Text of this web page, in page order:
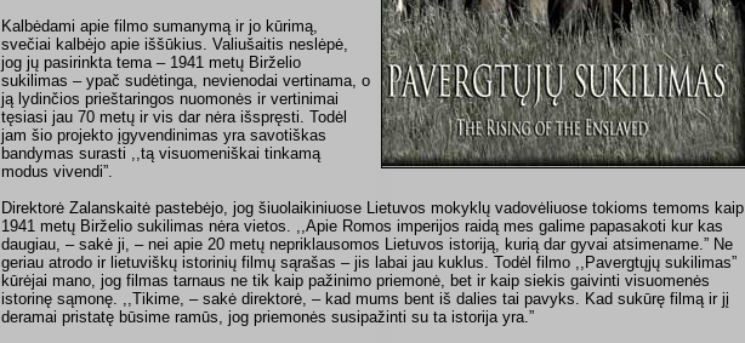
Kalbėdami apie filmo sumanymą ir jo kūrimą,
svečiai kalbėjo apie iššūkius. Valiušaitis neslėpė,
jog jų pasirinkta tema – 1941 metų Birželio
sukilimas – ypač sudėtinga, nevienodai vertinama, o
ją lydinčios prieštaringos nuomonės ir vertinimai
tęsiasi jau 70 metų ir vis dar nėra išspręsti. Todėl
jam šio projekto įgyvendinimas yra savotiškas
bandymas surasti ,,tą visuomeniškai tinkamą
modus vivendi”.
Direktorė Zalanskaitė pastebėjo, jog šiuolaikiniuose Lietuvos mokyklų vadovėliuose tokioms temoms kaip
1941 metų Birželio sukilimas nėra vietos. ,,Apie Romos imperijos raidą mes galime papasakoti kur kas
daugiau, – sakė ji, – nei apie 20 metų nepriklausomos Lietuvos istoriją, kurią dar gyvai atsimename.” Ne
geriau atrodo ir lietuviškų istorinių filmų sąrašas – jis labai jau kuklus. Todėl filmo ,,Pavergtųjų sukilimas”
kūrėjai mano, jog filmas tarnaus ne tik kaip pažinimo priemonė, bet ir kaip siekis gaivinti visuomenės
istorinę sąmonę. ,,Tikime, – sakė direktorė, – kad mums bent iš dalies tai pavyks. Kad sukūrę filmą ir jį
deramai pristatę būsime ramūs, jog priemonės susipažinti su ta istorija yra.”